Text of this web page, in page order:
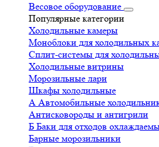
Весовое оборудование
Популярные категории
Холодильные камеры
Моноблоки для холодильных
Сплит-системы для
Холодильные витрины
Морозильные лари
Шкафы холодильные
А Автомобильные
Антисковороды и антигрили
Б Баки для отходов
Барные морозильники